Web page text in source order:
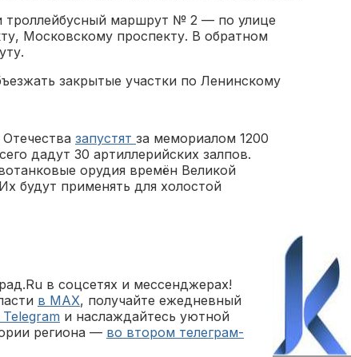
маршрут № 2 — по улице
Московскому проспекту. В обратном
закрытые участки по Ленинскому
запустят за мемориалом 1200
дадут 30 артиллерийских залпов.
орудия времён Великой
будут применять для холостой
в соцсетях и мессенджерах!
в MAX, получайте ежедневный
Telegram и наслаждайтесь уютной
региона — во втором телеграм-